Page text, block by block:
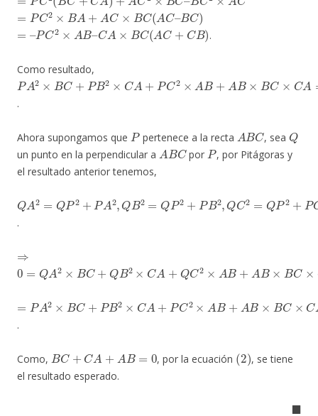
PC2×BA+AC ×BC(A C–BC)
–P C2×A B–CA ×BC A C+CB)
.
Como resultado,
PA2× BC+PB2×CA C 2 B+AB BC× = 0
.
Ahora supongamos que
P
pertenece a la recta
A BC
, sea
Q
un punto en la perpendicular a
ABC
por
P
, por Pitágoras y
el resultado anterior tenemos,
Q A2 P 2+P 2, QB 2=QP +P B2 C2=Q P 2+ 2
.
0= A 2× +QB ×CA+ C2 × + AB C ×
A 2× + PB ×CA+ 2 × +AB C ×C QP BC + +
.
Como,
BC+ A+ A 0
, por la ecuación
(2)
, se tiene
el resultado esperado.
◼